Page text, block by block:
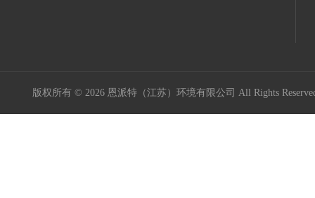
版权所有 © 2026 恩派特（江苏）环境有限公司 All Rights